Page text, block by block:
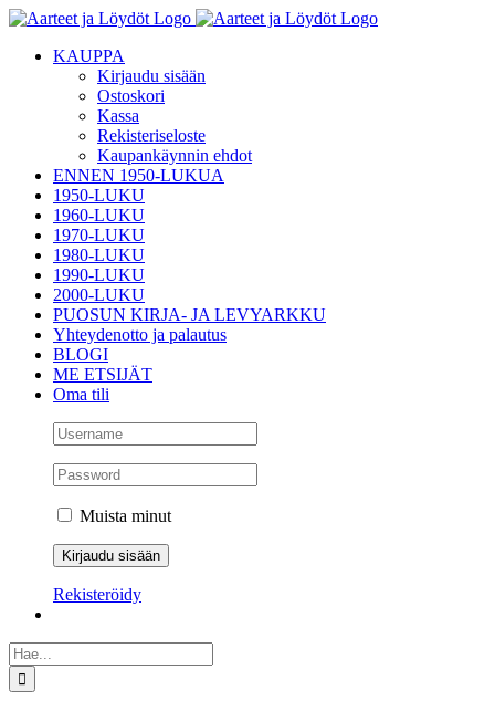
Skip
contentKAUPPA
Kirjaudu sisään
Ostoskori
Kassa
Rekisteriseloste
Kaupankäynnin ehdot
ENNEN 1950-LUKUA
1950-LUKU
1960-LUKU
1970-LUKU
1980-LUKU
1990-LUKU
2000-LUKU
PUOSUN KIRJA- JA LEVYARKKU
Yhteydenotto ja palautus
BLOGI
ME ETSIJÄT
Oma tili
Muista minut
Rekisteröidy
Etsi
...